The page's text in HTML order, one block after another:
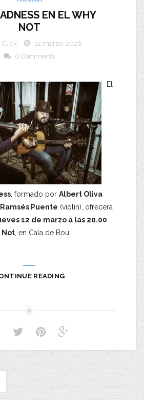
EN EL WHY
NOT
Click
12 marzo, 2026
0 Comments
El
, formado por Albert Oliva
Ramsés Puente (violín), ofrecerá
12 de marzo a las 20.00
Not , en Cala de Bou.
READING